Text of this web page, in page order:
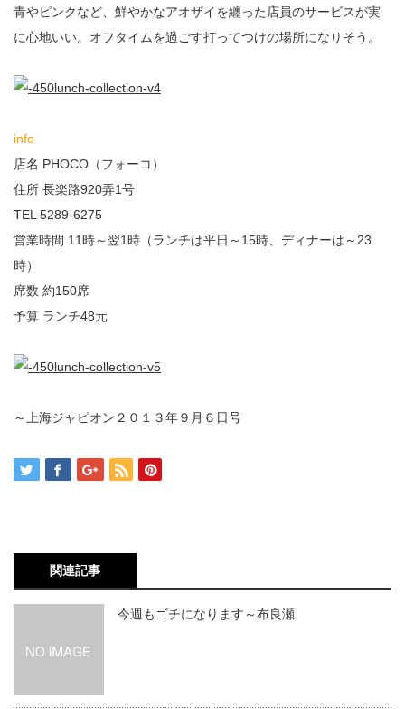
青やピンクなど、鮮やかなアオザイを纏った店員のサービスが実
に心地いい。オフタイムを過ごす打ってつけの場所になりそう。
info
店名 PHOCO（フォーコ）
住所 長楽路920弄1号
TEL 5289-6275
営業時間 11時～翌1時（ランチは平日～15時、ディナーは～23
時）
席数 約150席
予算 ランチ48元
～上海ジャピオン２０１３年９月６日号
関連記事
今週もゴチになります～布良瀬